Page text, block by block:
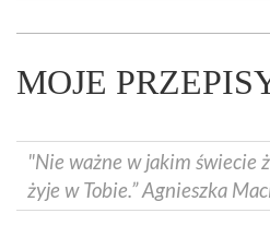
MOJE
"Nie ważne w jakim świecie
żyje w Tobie.” Agnieszka